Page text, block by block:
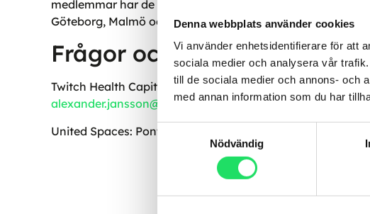
Denna webbplats använder cookies
Vi använder enhetsidentifierare för att
sociala medier och analysera vår
till de sociala medier och annons- och
med annan information som du har
Samtyckesval
Nödvändig
medlemmar har de hjälpt företag att växa i 20 år. Du
Göteborg, Malmö och på Arlanda.
Frågor och kontakt
Twitch Health Capital AB: Alexander Jansson, mob +4670-
alexander.jansson@twitch.se.
United Spaces: Pontus Wiking, mob+4676-880 78 27,